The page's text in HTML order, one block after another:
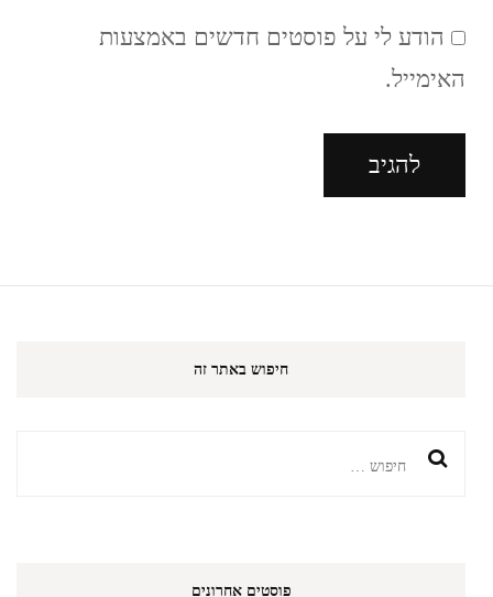
הודע לי על פוסטים חדשים באמצעות
האימייל.
חיפוש באתר זה
חיפוש:
פוסטים אחרונים